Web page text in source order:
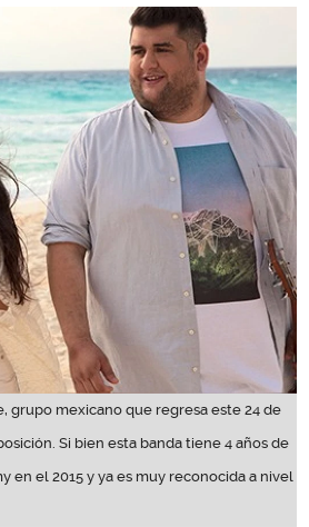
grupo mexicano que regresa este 24 de
Si bien esta banda tiene 4 años de
en el 2015 y ya es muy reconocida a nivel